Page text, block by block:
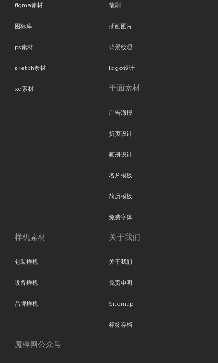
figma素材
图标库
ps素材
sketch素材
xd素材
笔刷
插画图片
背景纹理
logo设计
平面素材
广告海报
折页设计
画册设计
名片模板
简历模板
免费字体
样机素材
包装样机
设备样机
品牌样机
关于我们
关于我们
免责申明
Sitemap
标签存档
魔棒网公众号